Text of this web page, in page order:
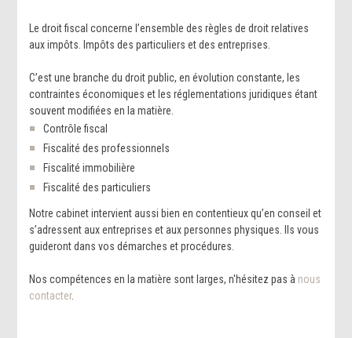
Le droit fiscal concerne l’ensemble des règles de droit relatives
aux impôts. Impôts des particuliers et des entreprises.
C’est une branche du droit public, en évolution constante, les
contraintes économiques et les réglementations juridiques étant
souvent modifiées en la matière.
Contrôle fiscal
Fiscalité des professionnels
Fiscalité immobilière
Fiscalité des particuliers
Notre cabinet intervient aussi bien en contentieux qu’en conseil et
s’adressent aux entreprises et aux personnes physiques. Ils vous
guideront dans vos démarches et procédures.
Nos compétences en la matière sont larges, n'hésitez pas à nous
contacter.